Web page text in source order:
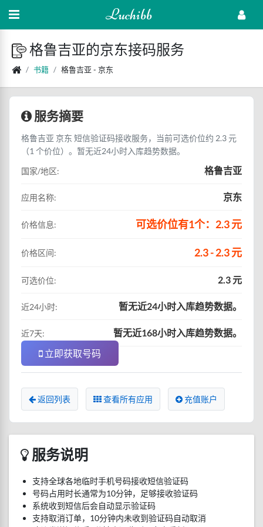
Luchibb
格鲁吉亚的京东接码服务
书籍 格鲁吉亚 - 京东
服务摘要
格鲁吉亚 京东 短信验证码接收服务，当前可选价位约 2.3 元
（1 个价位）。暂无近24小时入库趋势数据。
国家/地区:
格鲁吉亚
应用名称: 京东
价格信息: 可选价位有1个：2.3 元
价格区间: 2.3 - 2.3 元
可选价位: 2.3 元
近24小时: 暂无近24小时入库趋势数据。
近7天:
暂无近168小时入库趋势数据。
立即获取号码
返回列表 查看所有应用 充值账户
服务说明
支持全球各地临时手机号码接收短信验证码
号码占用时长通常为10分钟，足够接收验证码
系统收到短信后会自动显示验证码
支持取消订单，10分钟内未收到验证码自动取消